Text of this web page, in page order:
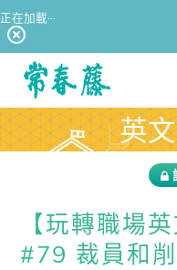
正在加載···
回常春藤首頁 英
【玩轉職場
#79 裁員和